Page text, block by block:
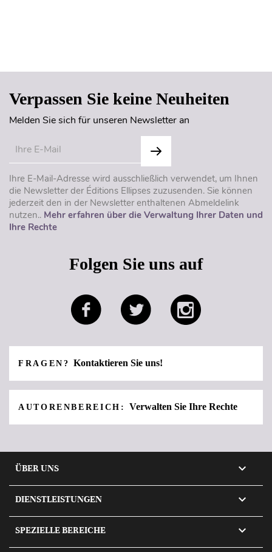
Verpassen Sie keine Neuheiten
Melden Sie sich für unseren Newsletter an
Ihre E-Mail-Adresse wird ausschließlich verwendet, um Ihnen
die Newsletter der Éditions Ellipses zuzusenden. Sie können
jederzeit den in der Newsletter enthaltenen Abmeldelink
nutzen.. Mehr erfahren über die Verwaltung Ihrer Daten und
Ihre Rechte
Folgen Sie uns auf
FRAGEN?Kontaktieren Sie uns!
AUTORENBEREICH: Verwalten Sie Ihre Rechte
ÜBER UNS 
DIENSTLEISTUNGEN 
SPEZIELLE BEREICHE 